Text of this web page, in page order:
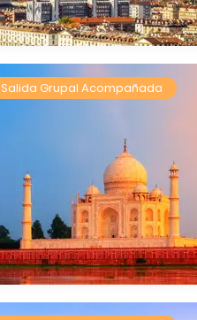
Salida Grupal Acompañada